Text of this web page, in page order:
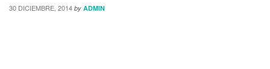
30 DICIEMBRE, 2014 by ADMIN